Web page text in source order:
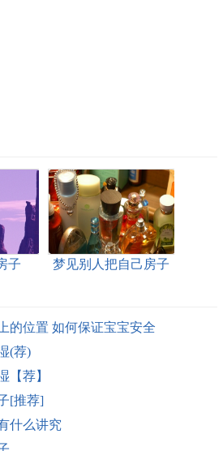
子
梦见别人把自己房子
的位置 如何保证宝宝安全
(荐)
【荐】
[推荐]
什么讲究